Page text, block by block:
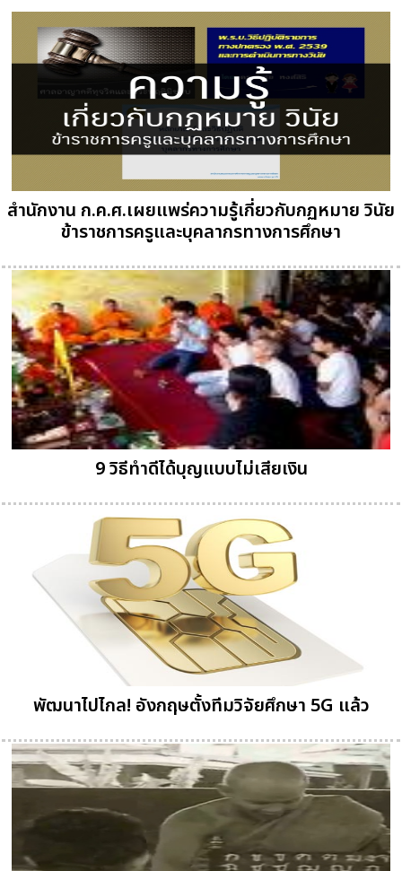
สำนักงาน ก.ค.ศ.เผยแพร่ความรู้เกี่ยวกับกฏหมาย วินัย
ข้าราชการครูและบุคลากรทางการศึกษา
9 วิธีทำดีได้บุญแบบไม่เสียเงิน
พัฒนาไปไกล! อังกฤษตั้งทีมวิจัยศึกษา 5G แล้ว